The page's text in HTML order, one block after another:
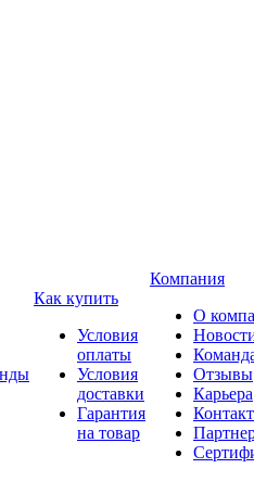
Как купить
Условия
оплаты
Условия
доставки
Гарантия
на товар
Компания
О
Отзывы
Карьера